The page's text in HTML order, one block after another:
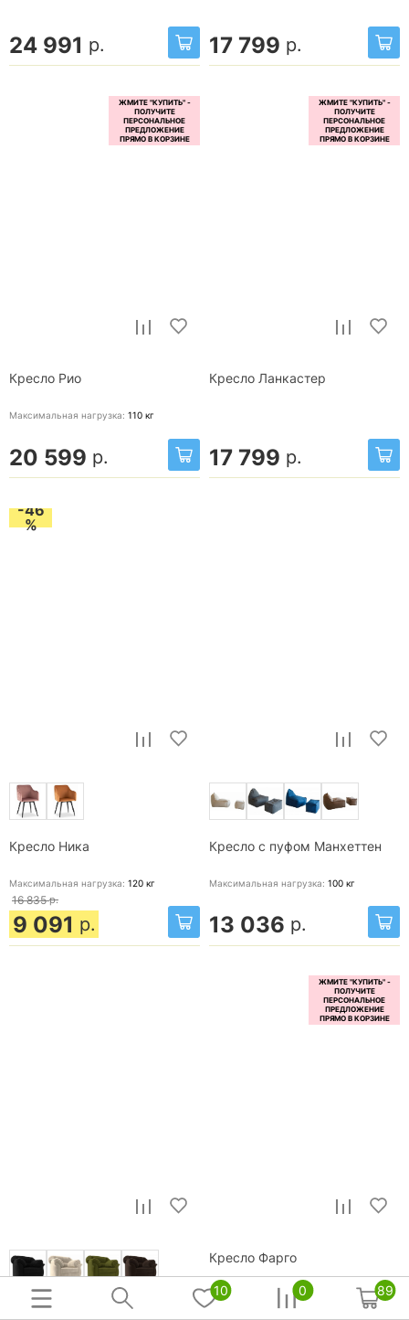
24 991 р. 17 799 р.
Кресло Рио
Максимальная нагрузка: 110 кг
20 599 р.
Кресло Ланкастер
17 799 р.
-46
%
Кресло Ника
Максимальная нагрузка: 120 кг
16 835 р.
9 091 р.
Кресло с пуфом Манхеттен
Максимальная нагрузка: 100 кг
13 036 р.
Кресло Фарго
Максимальная нагрузка:
10 0 89